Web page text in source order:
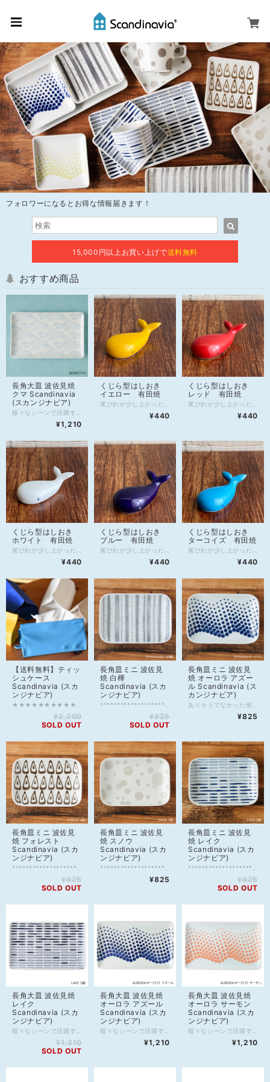
フォロワーになるとお得な情報届きます！
15,000円以上お買い上げで送料無料
おすすめ商品
長角大皿 波佐見焼
クマ Scandinavia
(スカンジナビア)
¥1,210
くじら型はしおき
イエロー 有田焼
¥440
くじら型はしおき
レッド 有田焼
¥440
くじら型はしおき
ホワイト 有田焼
¥440
くじら型はしおき
ブルー 有田焼
¥440
くじら型はしおき
ターコイズ 有田焼
¥440
【送料無料】ティッ
シュケース
Scandinavia (スカ
ンジナビア)
¥2,200
SOLD OUT
長角皿ミニ 波佐見
焼 白樺
Scandinavia (スカ
ンジナビア)
¥825
SOLD OUT
長角皿ミニ 波佐見
焼 オーロラ アズー
ル Scandinavia (ス
カンジナビア)
¥825
長角皿ミニ 波佐見
焼 フォレスト
Scandinavia (スカ
ンジナビア)
¥825
SOLD OUT
長角皿ミニ 波佐見
焼 スノウ
Scandinavia (スカ
ンジナビア)
¥825
長角皿ミニ 波佐見
焼 レイク
Scandinavia (スカ
ンジナビア)
¥825
SOLD OUT
長角大皿 波佐見焼
レイク
Scandinavia (スカ
ンジナビア)
¥1,210
SOLD OUT
長角大皿 波佐見焼
オーロラ アズール
Scandinavia (スカ
ンジナビア)
¥1,210
長角大皿 波佐見焼
オーロラ サーモン
Scandinavia (スカ
ンジナビア)
¥1,210